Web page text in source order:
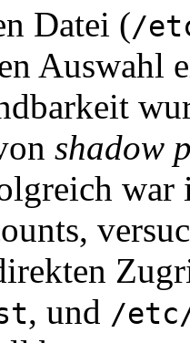
Datei (/
Auswahl
shadow
, und /